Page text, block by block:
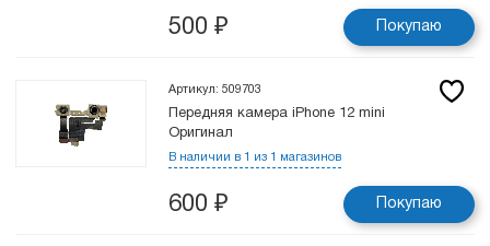
500 ₽ Покупаю
Артикул: 509703
Передняя камера iPhone 12 mini
Оригинал
В наличии в 1 из 1 магазинов
600 ₽ Покупаю